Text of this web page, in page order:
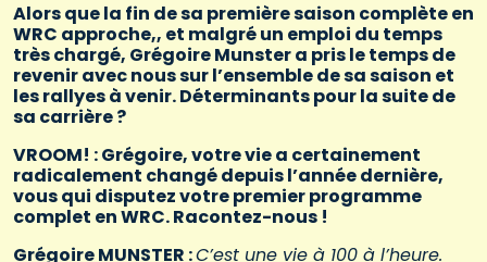
Alors que la fin de sa première saison complète en
WRC approche,, et malgré un emploi du temps
très chargé, Grégoire Munster a pris le temps de
revenir avec nous sur l’ensemble de sa saison et
les rallyes à venir. Déterminants pour la suite de
sa carrière ?
VROOM! : Grégoire, votre vie a certainement
radicalement changé depuis l’année dernière,
vous qui disputez votre premier programme
complet en WRC. Racontez-nous !
Grégoire MUNSTER :C’est une vie à 100 à l’heure.